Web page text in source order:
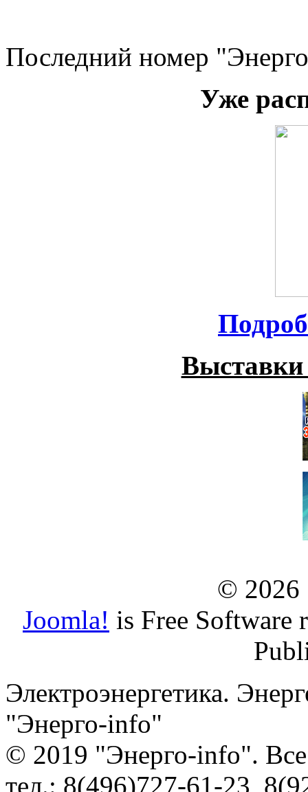
Последний номер
Уже
© 2026
Joomla! is Free Software
Электроэнергетика.
"Энерго-info"
© 2019 "Энерго-info".
тел.: 8(496)727-61-23,